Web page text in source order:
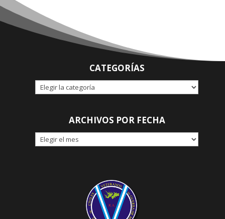
CATEGORÍAS
CATEGORÍAS
ARCHIVOS POR FECHA
ARCHIVOS
POR